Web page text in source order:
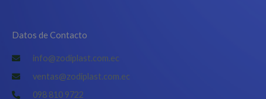
Datos de Contacto
info@zodiplast.com.ec
ventas@zodiplast.com.ec
098 810 9722